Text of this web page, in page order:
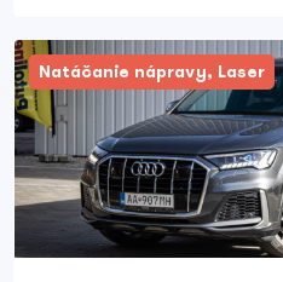
Natáčanie nápravy, Laser